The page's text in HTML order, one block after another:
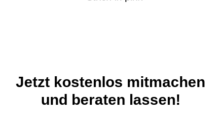
Jetzt kostenlos mitmachen
und beraten lassen!